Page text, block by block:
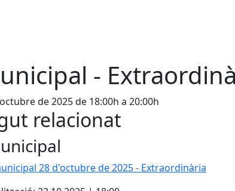
-
de 2025 de 18:00h a 20:00h
relacionat
28 d'octubre de 2025 - Extraordinària